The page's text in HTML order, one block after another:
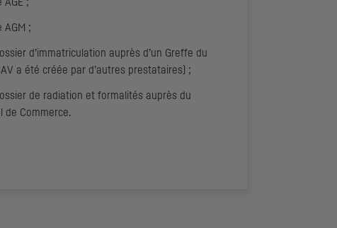
AGE ;
AGM ;
d’immatriculation auprès d’un Greffe du
a été créée par d’autres prestataires) ;
de radiation et formalités auprès du
de Commerce.